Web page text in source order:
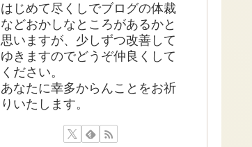
はじめて尽くしでブログの体裁
などおかしなところがあるかと
思いますが、少しずつ改善して
ゆきますのでどうぞ仲良くして
ください。
あなたに幸多からんことをお祈
りいたします。